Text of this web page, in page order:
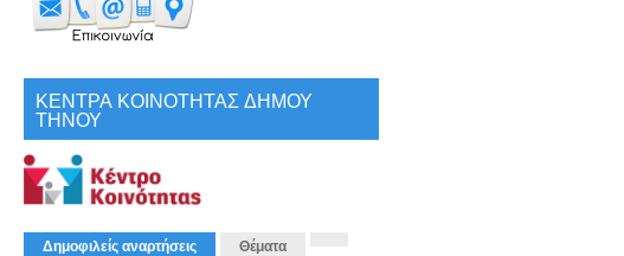
ΚΕΝΤΡΑ ΚΟΙΝΟΤΗΤΑΣ ΔΗΜΟΥ
ΤΗΝΟΥ
Δημοφιλείς αναρτήσεις Θέματα